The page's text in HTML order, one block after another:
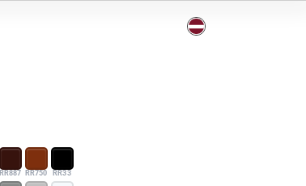
RR887 RR750 RR33